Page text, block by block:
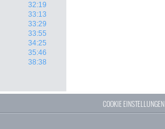
32:19
33:13
33:29
33:55
34:25
35:46
38:38
COOKIE EINSTELLUNGEN